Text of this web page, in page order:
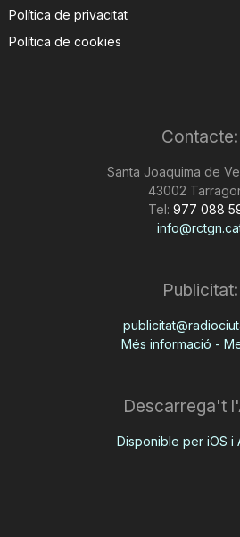
Política de privacitat
Política de cookies
Contacte:
Santa Joaquima de
43002
Tel: 977 088
Publicitat:
Més informació -
Descarrega't
Disponible per iOS i